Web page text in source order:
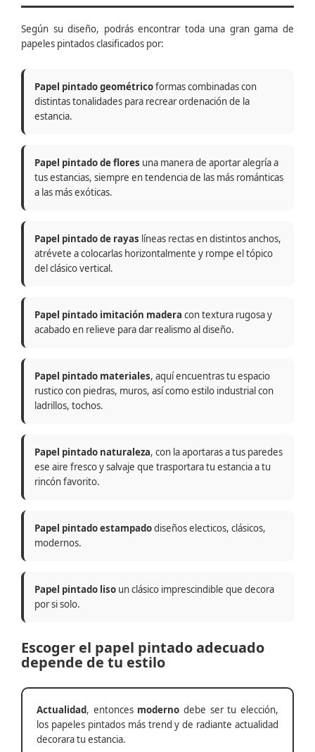
Según su diseño, podrás encontrar toda una gran gama de
papeles pintados clasificados por:
Papel pintado geométricoformas combinadas con
distintas tonalidades para recrear ordenación de la
estancia.
Papel pintado de flores una manera de aportar alegría a
tus estancias, siempre en tendencia de las más románticas
a las más exóticas.
Papel pintado de rayas líneas rectas en distintos anchos,
atrévete a colocarlas horizontalmente y rompe el tópico
del clásico vertical.
Papel pintado imitación madera con textura rugosa y
acabado en relieve para dar realismo al diseño.
Papel pintado materiales, aquí encuentras tu espacio
rustico con piedras, muros, así como estilo industrial con
ladrillos, tochos.
Papel pintado naturaleza, con la aportaras a tus paredes
ese aire fresco y salvaje que trasportara tu estancia a tu
rincón favorito.
Papel pintado estampadodiseños electicos, clásicos,
modernos.
Papel pintado liso un clásico imprescindible que decora
por si solo.
Escoger el papel pintado adecuado
depende de tu estilo
Actualidad, entonces moderno debe ser tu elección,
los papeles pintados más trend y de radiante actualidad
decorara tu estancia.